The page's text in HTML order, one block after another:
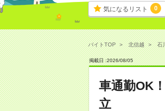
気になるリスト 0
バイトTOP 北信越 石
掲載日 :2026/08/05
車通勤OK
立